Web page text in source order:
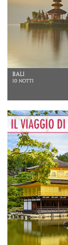
BALI
10 NOTTI